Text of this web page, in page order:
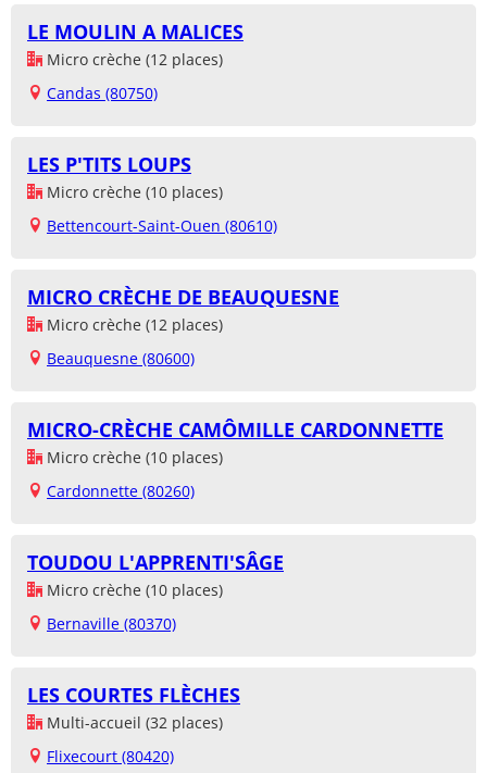
LE MOULIN A MALICES
Micro crèche (12 places)
Candas (80750)
LES P'TITS LOUPS
Micro crèche (10 places)
Bettencourt-Saint-Ouen (80610)
MICRO CRÈCHE DE BEAUQUESNE
Micro crèche (12 places)
Beauquesne (80600)
MICRO-CRÈCHE CAMÔMILLE CARDONNETTE
Micro crèche (10 places)
Cardonnette (80260)
TOUDOU L'APPRENTI'SÂGE
Micro crèche (10 places)
Bernaville (80370)
LES COURTES FLÈCHES
Multi-accueil (32 places)
Flixecourt (80420)